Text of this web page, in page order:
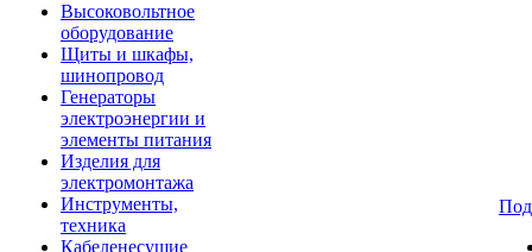
Высоковольтное
оборудование
Щиты и шкафы,
шинопровод
Генераторы
электроэнергии и
элементы питания
Изделия для
электромонтажа
Инструменты,
техника
Кабеленесущие